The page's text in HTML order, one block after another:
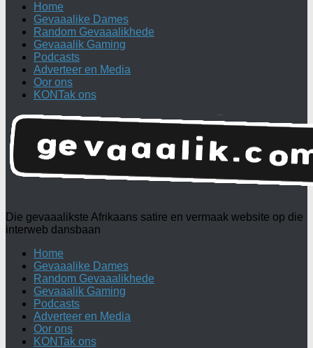
Home
Gevaaalike Dames
Random Gevaaalikhede
Gevaaalik Gaming
Podcasts
Adverteer en Media
Oor ons
KONTak ons
Die gevaaalikste Afrikaans satire en vermaak website op die
interweb dansbaan
Home
Gevaaalike Dames
Random Gevaaalikhede
Gevaaalik Gaming
Podcasts
Adverteer en Media
Oor ons
KONTak ons